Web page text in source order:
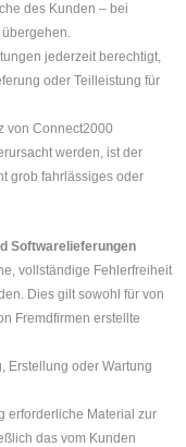
des Kunden – bei
jederzeit berechtigt,
oder Teilleistung für
von Connect2000
werden, ist der
grob fahrlässiges oder
Softwarelieferungen
vollständige Fehlerfreiheit
Dies gilt sowohl für von
Fremdfirmen erstellte
Erstellung oder Wartung
erforderliche Material zur
das vom Kunden